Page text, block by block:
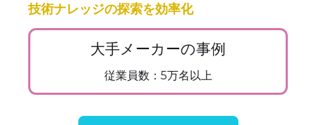
技術ナレッジの探索を効率化
大手メーカーの事例
従業員数：5万名以上